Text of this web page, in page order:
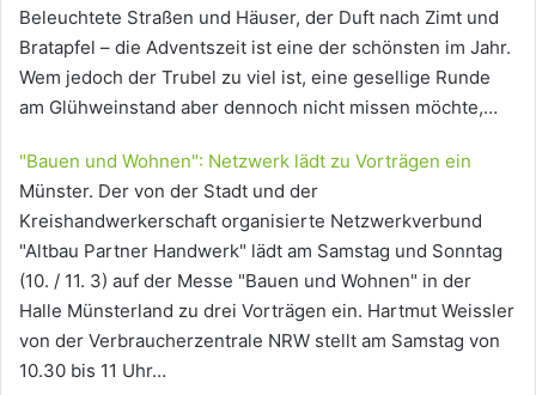
Beleuchtete Straßen und Häuser, der Duft nach Zimt und
Bratapfel – die Adventszeit ist eine der schönsten im Jahr.
Wem jedoch der Trubel zu viel ist, eine gesellige Runde
am Glühweinstand aber dennoch nicht missen möchte,…
"Bauen und Wohnen": Netzwerk lädt zu Vorträgen ein
Münster. Der von der Stadt und der
Kreishandwerkerschaft organisierte Netzwerkverbund
"Altbau Partner Handwerk" lädt am Samstag und Sonntag
(10. / 11. 3) auf der Messe "Bauen und Wohnen" in der
Halle Münsterland zu drei Vorträgen ein. Hartmut Weissler
von der Verbraucherzentrale NRW stellt am Samstag von
10.30 bis 11 Uhr…